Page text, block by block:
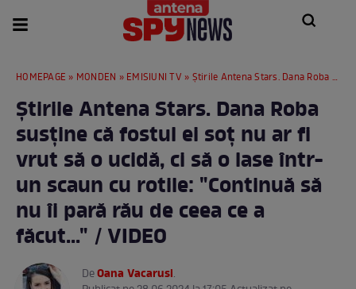
HOMEPAGE » MONDEN » EMISIUNI TV » Știrile Antena Stars. Dana Roba susține că fostul ei soț nu ar fi vrut să o ucidă, ci să o lase într-un scaun cu rotile: "Continuă să nu îi pară rău de ceea ce a făcut..." / VIDEO
Știrile Antena Stars. Dana Roba
susține că fostul ei soț nu ar fi
vrut să o ucidă, ci să o lase într-
un scaun cu rotile: "Continuă să
nu îi pară rău de ceea ce a
făcut..." / VIDEO
DeOana Vacarusi.